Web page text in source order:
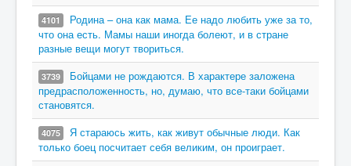
4101
Родина – она как мама. Ее надо любить уже за то,
что она есть. Мамы наши иногда болеют, и в стране
разные вещи могут твориться.
3739
Бойцами не рождаются. В характере заложена
предрасположенность, но, думаю, что все-таки бойцами
становятся.
4075
Я стараюсь жить, как живут обычные люди. Как
только боец посчитает себя великим, он проиграет.